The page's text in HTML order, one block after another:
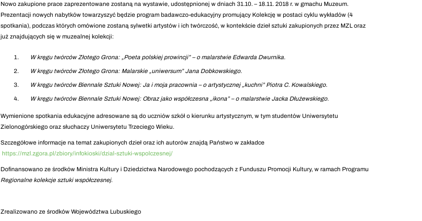
Nowo zakupione prace zaprezentowane zostaną na wystawie, udostępnionej w dniach 31.10. – 18.11. 2018 r. w gmachu Muzeum.
Prezentacji nowych nabytków towarzyszyć będzie program badawczo-edukacyjny promujący Kolekcję w postaci cyklu wykładów (4
spotkania), podczas których omówione zostaną sylwetki artystów i ich twórczość, w kontekście dzieł sztuki zakupionych przez MZL oraz
już znajdujących się w muzealnej kolekcji:
W kręgu twórców Złotego Grona: „Poeta polskiej prowincji” – o malarstwie Edwarda Dwurnika.
W kręgu twórców Złotego Grona: Malarskie „uniwersum” Jana Dobkowskiego.
W kręgu twórców Biennale Sztuki Nowej: Ja i moja pracownia – o artystycznej „kuchni” Piotra C. Kowalskiego.
W kręgu twórców Biennale Sztuki Nowej: Obraz jako współczesna „ikona” – o malarstwie Jacka Dłużewskiego.
Wymienione spotkania edukacyjne adresowane są do uczniów szkół o kierunku artystycznym, w tym studentów Uniwersytetu
Zielonogórskiego oraz słuchaczy Uniwersytetu Trzeciego Wieku.
Szczegółowe informacje na temat zakupionych dzieł oraz ich autorów znajdą Państwo w zakładce
https://mzl.zgora.pl/zbiory/infokioski/dzial-sztuki-wspolczesnej/
Dofinansowano ze środków Ministra Kultury i Dziedzictwa Narodowego pochodzących z Funduszu Promocji Kultury, w ramach Programu
Regionalne kolekcje sztuki współczesnej.
Zrealizowano ze środków Województwa Lubuskiego